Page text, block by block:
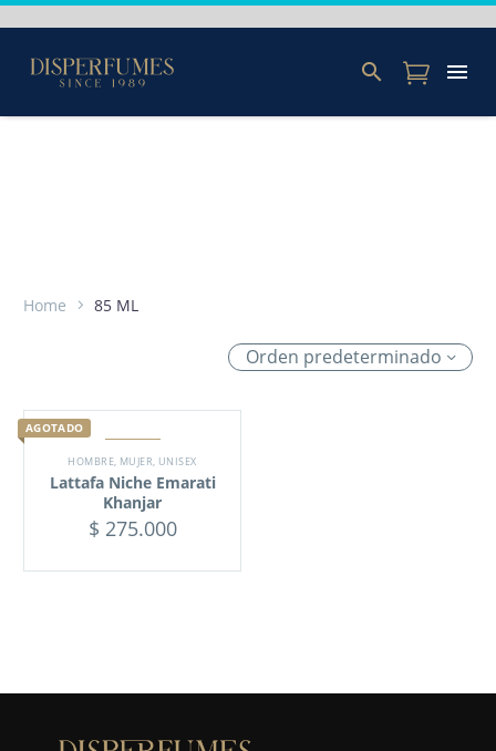
Home 85 ML
Orden predeterminado
AGOTADO
HOMBRE, MUJER, UNISEX
Lattafa Niche Emarati
Khanjar
$ 275.000